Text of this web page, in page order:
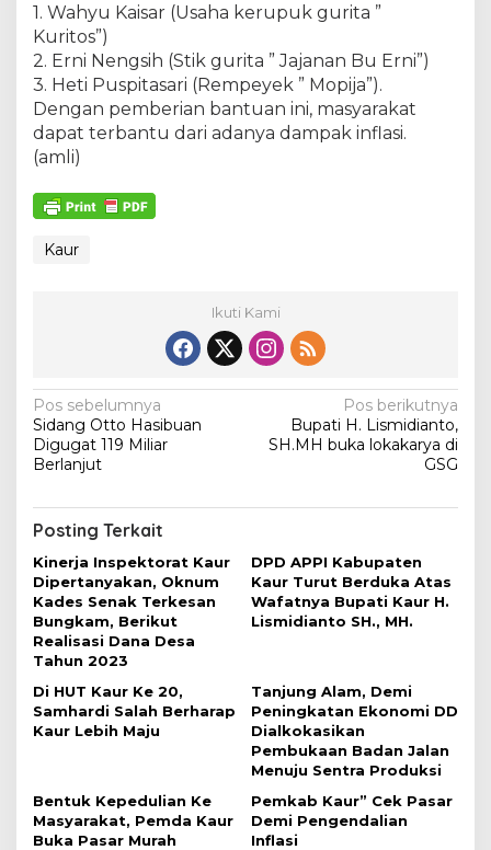
1. Wahyu Kaisar (Usaha kerupuk gurita ”
Kuritos”)
2. Erni Nengsih (Stik gurita ” Jajanan Bu Erni”)
3. Heti Puspitasari (Rempeyek ” Mopija”).
Dengan pemberian bantuan ini, masyarakat
dapat terbantu dari adanya dampak inflasi.
(amli)
Kaur
Ikuti Kami
N
a
v
i
g
a
s
i
p
o
s
Pos sebelumnya
Sidang Otto Hasibuan
Digugat 119 Miliar
Berlanjut
Pos berikutnya
Bupati H. Lismidianto,
SH.MH buka lokakarya di
GSG
Posting Terkait
Kinerja Inspektorat Kaur
Dipertanyakan, Oknum
Kades Senak Terkesan
Bungkam, Berikut
Realisasi Dana Desa
Tahun 2023
DPD APPI Kabupaten
Kaur Turut Berduka Atas
Wafatnya Bupati Kaur H.
Lismidianto SH., MH.
Di HUT Kaur Ke 20,
Samhardi Salah Berharap
Kaur Lebih Maju
Tanjung Alam, Demi
Peningkatan Ekonomi DD
Dialkokasikan
Pembukaan Badan Jalan
Menuju Sentra Produksi
Bentuk Kepedulian Ke
Masyarakat, Pemda Kaur
Buka Pasar Murah
Pemkab Kaur” Cek Pasar
Demi Pengendalian
Inflasi